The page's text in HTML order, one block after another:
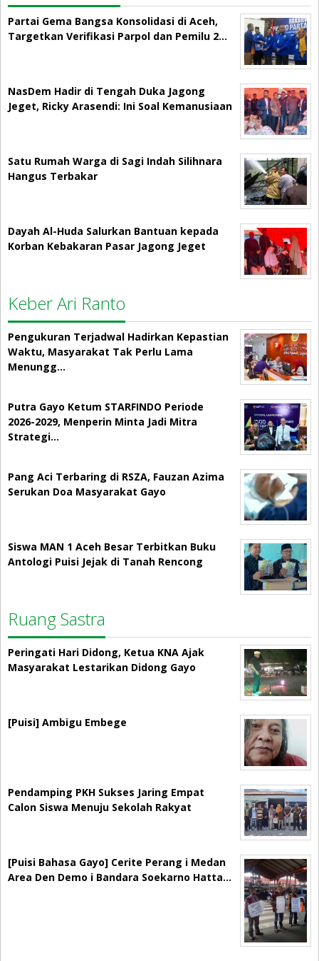
Partai Gema Bangsa Konsolidasi di Aceh,
Targetkan Verifikasi Parpol dan Pemilu 2…
NasDem Hadir di Tengah Duka Jagong
Jeget, Ricky Arasendi: Ini Soal Kemanusiaan
Satu Rumah Warga di Sagi Indah Silihnara
Hangus Terbakar
Dayah Al-Huda Salurkan Bantuan kepada
Korban Kebakaran Pasar Jagong Jeget
Keber Ari Ranto
Pengukuran Terjadwal Hadirkan Kepastian
Waktu, Masyarakat Tak Perlu Lama
Menungg…
Putra Gayo Ketum STARFINDO Periode
2026-2029, Menperin Minta Jadi Mitra
Strategi…
Pang Aci Terbaring di RSZA, Fauzan Azima
Serukan Doa Masyarakat Gayo
Siswa MAN 1 Aceh Besar Terbitkan Buku
Antologi Puisi Jejak di Tanah Rencong
Ruang Sastra
Peringati Hari Didong, Ketua KNA Ajak
Masyarakat Lestarikan Didong Gayo
[Puisi] Ambigu Embege
Pendamping PKH Sukses Jaring Empat
Calon Siswa Menuju Sekolah Rakyat
[Puisi Bahasa Gayo] Cerite Perang i Medan
Area Den Demo i Bandara Soekarno Hatta…